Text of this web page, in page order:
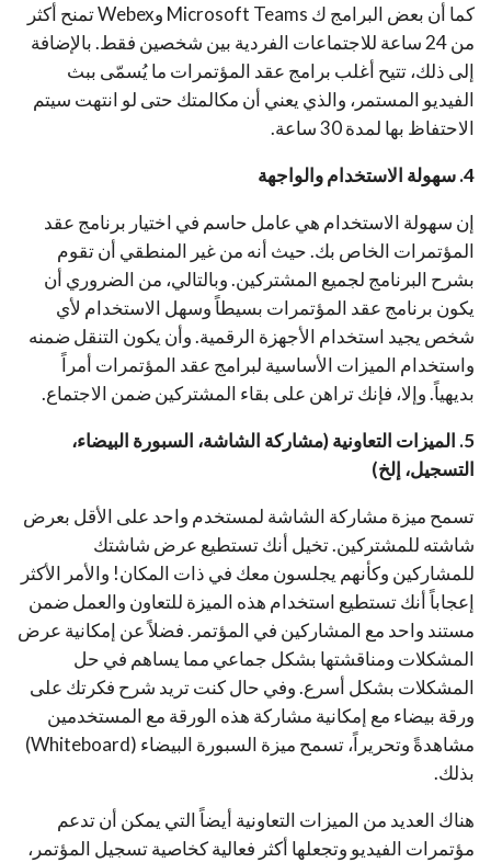
كما أن بعض البرامج ك Microsoft Teams وWebex تمنح أكثر
من 24 ساعة للاجتماعات الفردية بين شخصين فقط. بالإضافة
إلى ذلك، تتيح أغلب برامج عقد المؤتمرات ما يُسمّى ببث
الفيديو المستمر، والذي يعني أن مكالمتك حتى لو انتهت سيتم
الاحتفاظ بها لمدة 30 ساعة.
4. سهولة الاستخدام والواجهة
إن سهولة الاستخدام هي عامل حاسم في اختيار برنامج عقد
المؤتمرات الخاص بك. حيث أنه من غير المنطقي أن تقوم
بشرح البرنامج لجميع المشتركين. وبالتالي، من الضروري أن
يكون برنامج عقد المؤتمرات بسيطاً وسهل الاستخدام لأي
شخص يجيد استخدام الأجهزة الرقمية. وأن يكون التنقل ضمنه
واستخدام الميزات الأساسية لبرامج عقد المؤتمرات أمراً
بديهياً. وإلا، فإنك تراهن على بقاء المشتركين ضمن الاجتماع.
5. الميزات التعاونية (مشاركة الشاشة، السبورة البيضاء،
التسجيل، إلخ)
تسمح ميزة مشاركة الشاشة لمستخدم واحد على الأقل بعرض
شاشته للمشتركين. تخيل أنك تستطيع عرض شاشتك
للمشاركين وكأنهم يجلسون معك في ذات المكان! والأمر الأكثر
إعجاباً أنك تستطيع استخدام هذه الميزة للتعاون والعمل ضمن
مستند واحد مع المشاركين في المؤتمر. فضلاً عن إمكانية عرض
المشكلات ومناقشتها بشكل جماعي مما يساهم في حل
المشكلات بشكل أسرع. وفي حال كنت تريد شرح فكرتك على
ورقة بيضاء مع إمكانية مشاركة هذه الورقة مع المستخدمين
مشاهدةً وتحريراً، تسمح ميزة السبورة البيضاء (Whiteboard)
بذلك.
هناك العديد من الميزات التعاونية أيضاً التي يمكن أن تدعم
مؤتمرات الفيديو وتجعلها أكثر فعالية كخاصية تسجيل المؤتمر،